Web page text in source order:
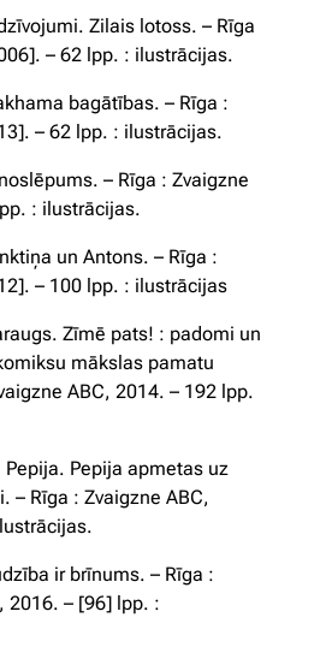
Zilais lotoss. – Rīga
– 62 lpp. : ilustrācijas.
bagātības. – Rīga :
– 62 lpp. : ilustrācijas.
– Rīga : Zvaigzne
: ilustrācijas.
un Antons. – Rīga :
– 100 lpp. : ilustrācijas
Zīmē pats! : padomi un
mākslas pamatu
ABC, 2014. – 192 lpp.
Pepija. Pepija apmetas uz
– Rīga : Zvaigzne ABC,
ir brīnums. – Rīga :
2016. – [96] lpp. :